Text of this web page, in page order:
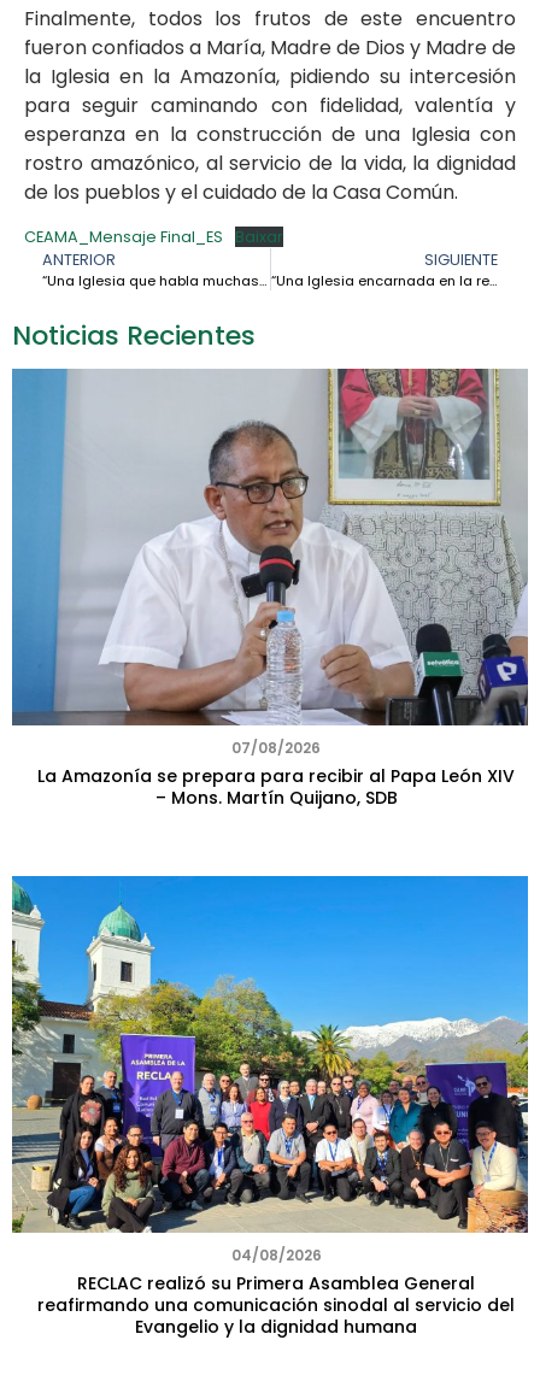
Noticias Recientes
07/08/2026
La Amazonía se prepara para recibir al Papa León XIV
– Mons. Martín Quijano, SDB
04/08/2026
RECLAC realizó su Primera Asamblea General
reafirmando una comunicación sinodal al servicio del
Evangelio y la dignidad humana
Finalmente, todos los frutos de este encuentro
fueron confiados a María, Madre de Dios y Madre de
la Iglesia en la Amazonía, pidiendo su intercesión
para seguir caminando con fidelidad, valentía y
esperanza en la construcción de una Iglesia con
rostro amazónico, al servicio de la vida, la dignidad
de los pueblos y el cuidado de la Casa Común.
CEAMA_Mensaje Final_ES
Baixar
ANTERIOR
“Una Iglesia que habla muchas lenguas, pero camina unida”: testimonio del P. Santiago Felipe Lantigua en la VI Asamblea General de la CEAMA
SIGUIENTE
“Una Iglesia encarnada en la realidad de los pueblos”: Istélia Coelho voz laical en la VI Asamblea General de la CEAMA